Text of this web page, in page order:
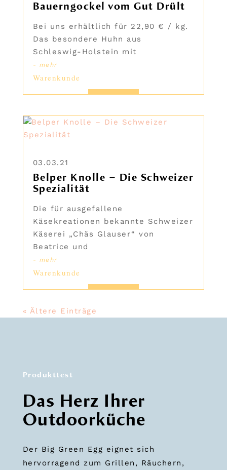
Bauerngockel vom Gut Drült
Bei uns erhältlich für 22,90 € / kg.
Das besondere Huhn aus
Schleswig-Holstein mit
- mehr
Warenkunde
Belper Knolle – Die Schweizer
Spezialität
03.03.21
Die für ausgefallene
Käsekreationen bekannte Schweizer
Käserei „Chäs Glauser“ von
Beatrice und
- mehr
Warenkunde
« Ältere Einträge
Produkttest
Das Herz Ihrer
Outdoorküche
Der Big Green Egg eignet sich
hervorragend zum Grillen, Räuchern,